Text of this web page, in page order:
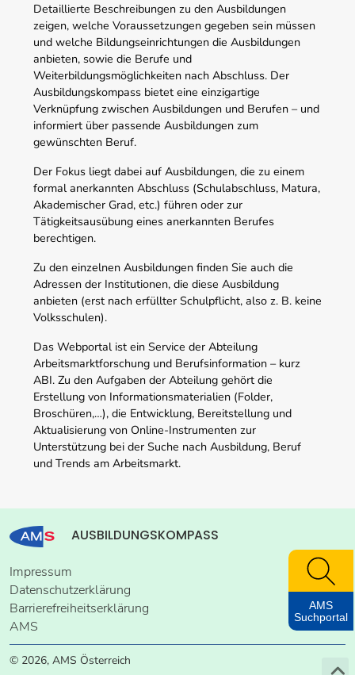
Detaillierte Beschreibungen zu den Ausbildungen
zeigen, welche Voraussetzungen gegeben sein müssen
und welche Bildungseinrichtungen die Ausbildungen
anbieten, sowie die Berufe und
Weiterbildungsmöglichkeiten nach Abschluss. Der
Ausbildungskompass bietet eine einzigartige
Verknüpfung zwischen Ausbildungen und Berufen – und
informiert über passende Ausbildungen zum
gewünschten Beruf.
Der Fokus liegt dabei auf Ausbildungen, die zu einem
formal anerkannten Abschluss (Schulabschluss, Matura,
Akademischer Grad, etc.) führen oder zur
Tätigkeitsausübung eines anerkannten Berufes
berechtigen.
Zu den einzelnen Ausbildungen finden Sie auch die
Adressen der Institutionen, die diese Ausbildung
anbieten (erst nach erfüllter Schulpflicht, also z. B. keine
Volksschulen).
Das Webportal ist ein Service der Abteilung
Arbeitsmarktforschung und Berufsinformation – kurz
ABI. Zu den Aufgaben der Abteilung gehört die
Erstellung von Informationsmaterialien (Folder,
Broschüren,…), die Entwicklung, Bereitstellung und
Aktualisierung von Online-Instrumenten zur
Unterstützung bei der Suche nach Ausbildung, Beruf
und Trends am Arbeitsmarkt.
AUSBILDUNGSKOMPASS
Impressum
Datenschutzerklärung
Barrierefreiheitserklärung
AMS
© 2026, AMS Österreich
AMS
Suchportal